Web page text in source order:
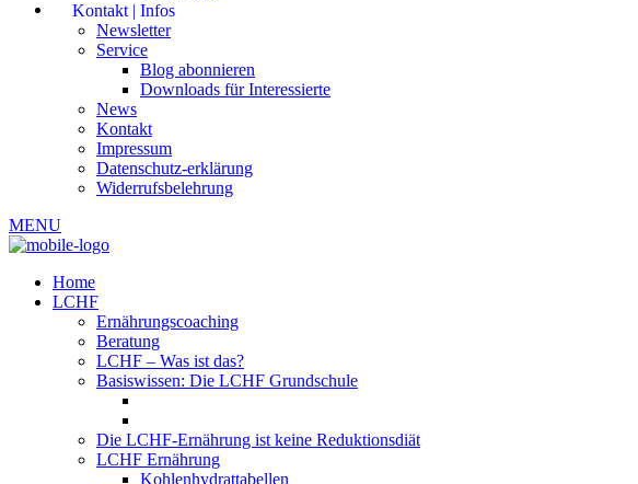
Kontakt | Infos
Newsletter
Service
Blog abonnieren
Downloads für Interessierte
News
Kontakt
Impressum
Datenschutz-erklärung
Widerrufsbelehrung
MENU
Home
LCHF
Ernährungscoaching
Beratung
LCHF – Was ist das?
Basiswissen: Die LCHF Grundschule
Die LCHF-Ernährung ist keine Reduktionsdiät
LCHF Ernährung
Kohlenhydrattabellen